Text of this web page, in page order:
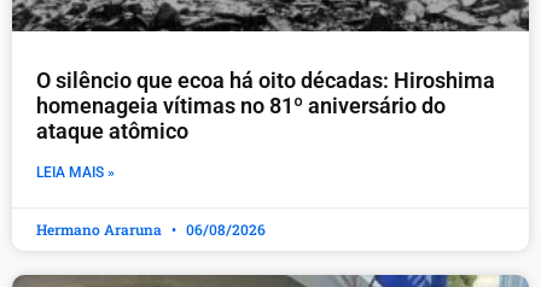
O silêncio que ecoa há oito décadas: Hiroshima
homenageia vítimas no 81º aniversário do
ataque atômico
LEIA MAIS »
Hermano Araruna 06/08/2026